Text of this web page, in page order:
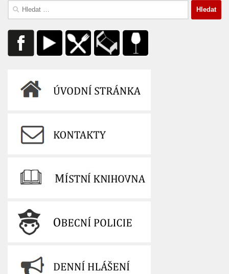
Vyhledávání